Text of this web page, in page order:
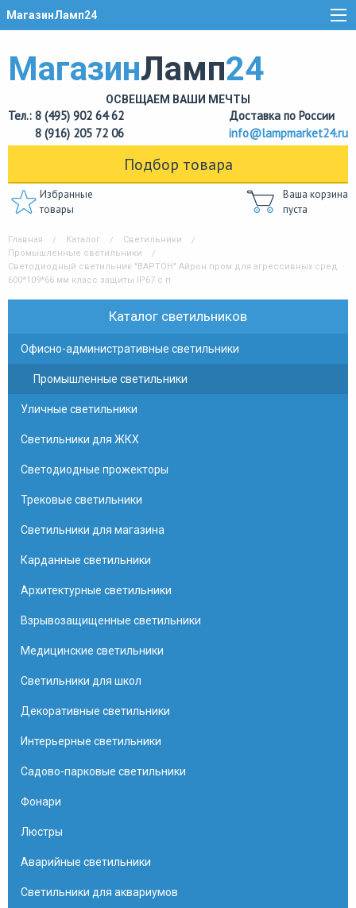
МагазинЛамп24
МагазинЛамп24
ОСВЕЩАЕМ ВАШИ МЕЧТЫ
Тел.: 8 (495) 902 64 62
8 (916) 205 72 06
Доставка по России
info@lampmarket24.ru
Подбор товара
Избранные
товары
Ваша корзина
пуста
Главная Каталог
Светильники
Промышленные светильники
Светодиодный светильник "ВАРТОН" Айрон пром для агрессивных сред
600*109*66 мм класс защиты IP67 с п
Каталог светильников
Офисно-административные светильники
Промышленные светильники
Уличные светильники
Светильники для ЖКХ
Светодиодные прожекторы
Трековые светильники
Светильники для магазина
Карданные светильники
Архитектурные светильники
Взрывозащищенные светильники
Медицинские светильники
Светильники для школ
Декоративные светильники
Интерьерные светильники
Садово-парковые светильники
Фонари
Люстры
Аварийные светильники
Светильники для аквариумов